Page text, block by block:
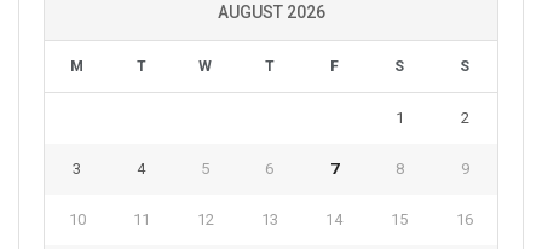
AUGUST 2026
M T W T F S S
1 2
3 4 5 6 7 8 9
10 11 12 13 14 15 16